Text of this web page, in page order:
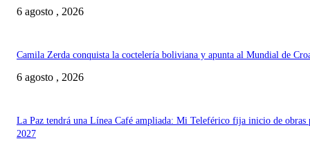
6 agosto , 2026
Camila Zerda conquista la coctelería boliviana y apunta al Mundial de
6 agosto , 2026
La Paz tendrá una Línea Café ampliada: Mi Teleférico fija inicio de obras
2027